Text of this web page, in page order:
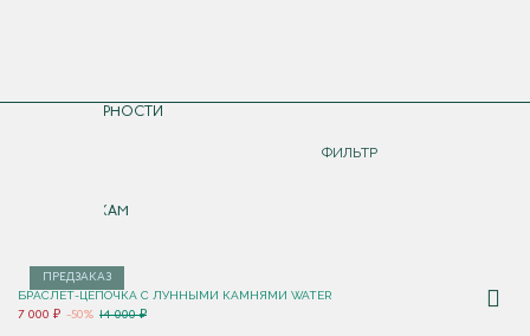
ПО ПОПУЛЯРНОСТИ
ПО НОВИНКАМ
ФИЛЬТР
ПРЕДЗАКАЗ
БРАСЛЕТ-ЦЕПОЧКА С ЛУННЫМИ КАМНЯМИ WATER
7 000 ₽ -50% 14 000 ₽